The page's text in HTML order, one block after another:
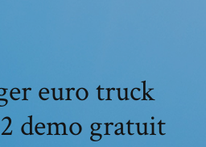
euro truck
demo gratuit